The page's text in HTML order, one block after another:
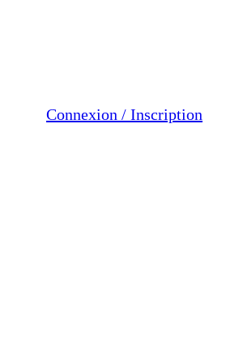
Connexion / Inscription